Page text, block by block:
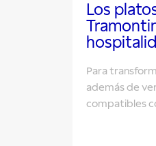
Los
Para
además de
compatibles